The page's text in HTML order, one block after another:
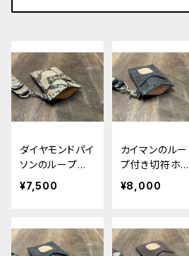
ダイヤモンドパイ
ソンのループ付
き切符ホルダー
¥7,500
カイマンのルー
プ付き切符ホル
ダー
¥8,000